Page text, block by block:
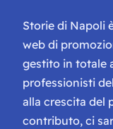
Storie di Napoli
web di
gestito in totale
professionisti
alla crescita del
contributo, ci